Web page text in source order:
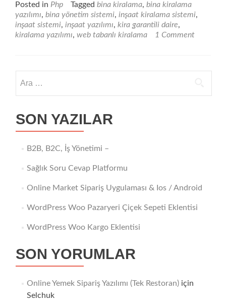
about
Php
Bina
ve
Takip
Posted in Php Tagged bina kiralama, bina kiralama
yazılımı, bina yönetim sistemi, inşaat kiralama sistemi,
inşaat sistemi, inşaat yazılımı, kira garantili daire,
kiralama yazılımı, web tabanlı kiralama 1 Comment
SON YAZILAR
B2B, B2C, İş Yönetimi –
Sağlık Soru Cevap Platformu
Online Market Sipariş Uygulaması & Ios / Android
WordPress Woo Pazaryeri Çiçek Sepeti Eklentisi
WordPress Woo Kargo Eklentisi
SON YORUMLAR
Online Yemek Sipariş Yazılımı (Tek Restoran)için
Selchuk